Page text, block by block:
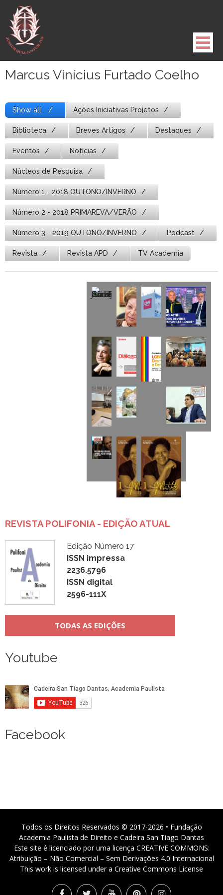
para
conteúdo
Marcus Vinícius Furtado Coelho
Show all Ações Iniciativas Projetos
Biblioteca Breves Artigos Destaques
Eventos Notícias
Núcleos de Pesquisa
Número 1 - 2018 OUTONO/INVERNO
Número 2 - 2018 PRIMAREVA/VERÃO
Número 3 - 2019 OUTONO/INVERNO Podcast
Revista Revista APD TV Academia
REVISTA POLIFONIA - EDIÇÃO ATUAL
Edição Número 17
ISSN impressa
2236.5796
ISSN digital
2596-111X
TODAS AS EDIÇÕES
Youtube
Facebook
Todos os Direitos Reservados © 2017-2026 • Fundação
Academia Paulista de Direito e Cadeira San Tiago Dantas
Este site é licenciado por uma licença CREATIVE COMMONS:
Atribuição – Não Comercial – Sem Derivações 4.0 Internacional
This work is licensed under a Creative Commons License